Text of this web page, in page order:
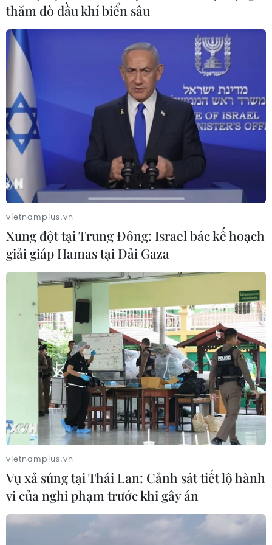
thăm dò dầu khí biển sâu
vietnamplus.vn
Xung đột tại Trung Đông: Israel bác kế hoạch
giải giáp Hamas tại Dải Gaza
vietnamplus.vn
Vụ xả súng tại Thái Lan: Cảnh sát tiết lộ hành
vi của nghi phạm trước khi gây án